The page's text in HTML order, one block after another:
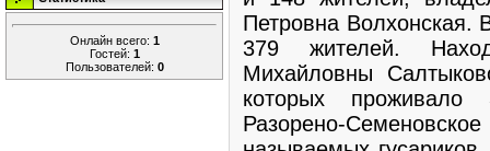
Онлайн всего: 1
Гостей: 1
Пользователей: 0
Петровна Волхонская.
379 жителей.
Михайловны
которых
Разорено-